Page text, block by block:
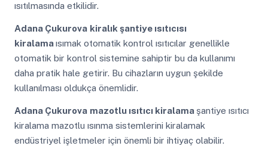
ısıtılmasında etkilidir.
Adana Çukurova kiralık şantiye ısıtıcısı
kiralamaısımak otomatik kontrol ısıtıcılar genellikle
otomatik bir kontrol sistemine sahiptir bu da kullanımı
daha pratik hale getirir. Bu cihazların uygun şekilde
kullanılması oldukça önemlidir.
Adana Çukurova mazotlu ısıtıcı kiralama şantiye ısıtıcı
kiralama mazotlu ısınma sistemlerini kiralamak
endüstriyel işletmeler için önemli bir ihtiyaç olabilir.